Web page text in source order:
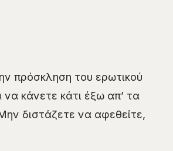
πρόσκληση του ερωτικού
κάνετε κάτι έξω απ’ τα
διστάζετε να αφεθείτε,